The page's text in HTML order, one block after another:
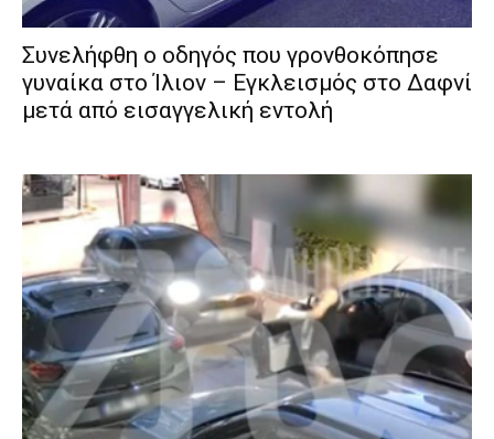
Συνελήφθη ο οδηγός που γρονθοκόπησε
γυναίκα στο Ίλιον – Εγκλεισμός στο Δαφνί
μετά από εισαγγελική εντολή